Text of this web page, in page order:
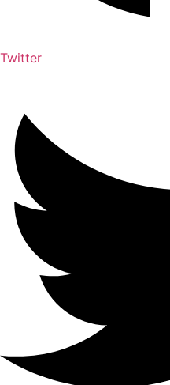
Twitter